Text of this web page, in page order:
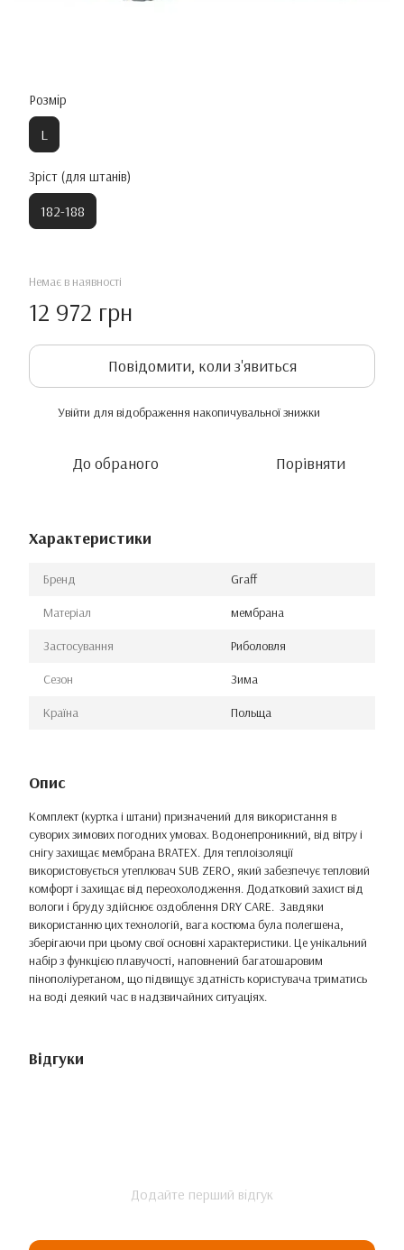
Розмір
L
Зріст (для штанів)
182-188
Немає в наявності
12 972 грн
Повідомити, коли з'явиться
Увійти для відображення накопичувальної знижки
До обраного Порівняти
Характеристики
Бренд Graff
Матеріал мембрана
Застосування Риболовля
Сезон Зима
Країна Польща
Опис
Комплект (куртка і штани) призначений для використання в
суворих зимових погодних умовах. Водонепроникний, від вітру і
снігу захищає мембрана BRATEX. Для теплоізоляції
використовується утеплювач SUB ZERO, який забезпечує тепловий
комфорт і захищає від переохолодження. Додатковий захист від
вологи і бруду здійснює оздоблення DRY CARE. Завдяки
використанню цих технологій, вага костюма була полегшена,
зберігаючи при цьому свої основні характеристики. Це унікальний
набір з функцією плавучості, наповнений багатошаровим
пінополіуретаном, що підвищує здатність користувача триматись
на воді деякий час в надзвичайних ситуаціях.
Відгуки
Додайте перший відгук